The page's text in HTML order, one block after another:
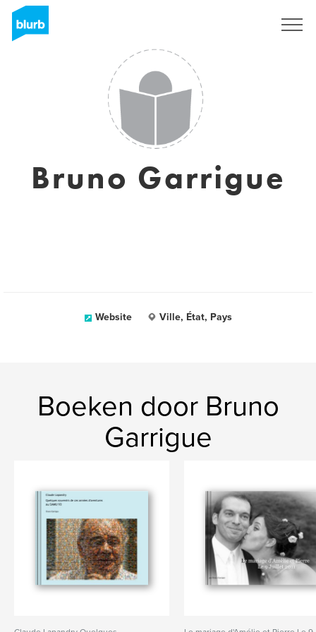
Bruno Garrigue
Website Ville, État, Pays
Boeken door Bruno
Garrigue